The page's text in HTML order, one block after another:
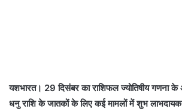
यशभारत। 29 दिसंबर का राशिफल ज्योतिषीय गणना
धनु राशि के जातकों के लिए कई मामलों में शुभ